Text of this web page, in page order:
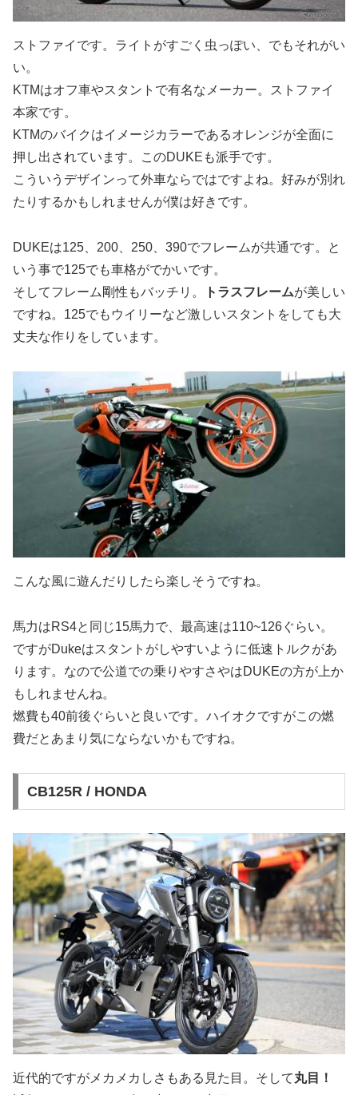
ストファイです。ライトがすごく虫っぽい、でもそれがい
い。
KTMはオフ車やスタントで有名なメーカー。ストファイ
本家です。
KTMのバイクはイメージカラーであるオレンジが全面に
押し出されています。このDUKEも派手です。
こういうデザインって外車ならではですよね。好みが別れ
たりするかもしれませんが僕は好きです。
DUKEは125、200、250、390でフレームが共通です。と
いう事で125でも車格がでかいです。
そしてフレーム剛性もバッチリ。
トラスフレームが美しい
ですね。125でもウイリーなど激しいスタントをしても大
丈夫な作りをしています。
こんな風に遊んだりしたら楽しそうですね。
馬力はRS4と同じ15馬力で、最高速は110~126ぐらい。
ですがDukeはスタントがしやすいように低速トルクがあ
ります。なので公道での乗りやすさやはDUKEの方が上か
もしれませんね。
燃費も40前後ぐらいと良いです。ハイオクですがこの燃
費だとあまり気にならないかもですね。
CB125R / HONDA
近代的ですがメカメカしさもある見た目。そして丸目！